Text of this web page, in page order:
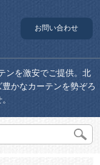
お問い合わせ
ンを激安でご提供。北
かなカーテンを勢ぞろ